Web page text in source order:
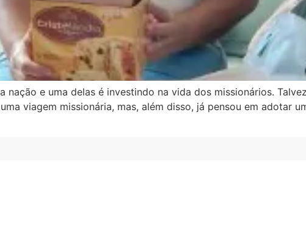
nação e uma delas é investindo na vida dos missionários.
viagem missionária, mas, além disso, já pensou em adotar